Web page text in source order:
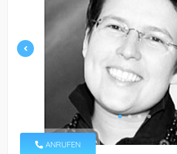
ANRUFEN